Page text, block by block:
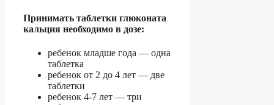
Принимать таблетки глюконата
кальция необходимо в дозе:
ребенок младше года — одна
таблетка
ребенок от 2 до 4 лет — две
таблетки
ребенок 4-7 лет — три